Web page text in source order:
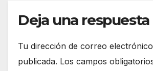
Deja una respuesta
Tu dirección de correo
publicada. Los campos